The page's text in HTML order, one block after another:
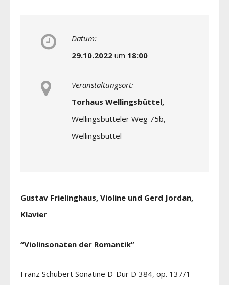
Datum:
29.10.2022 um 18:00
Veranstaltungsort:
Torhaus Wellingsbüttel,
Wellingsbütteler Weg 75b,
Wellingsbüttel
Gustav Frielinghaus, Violine und Gerd Jordan,
Klavier
“Violinsonaten der Romantik”
Franz Schubert Sonatine D-Dur D 384, op. 137/1